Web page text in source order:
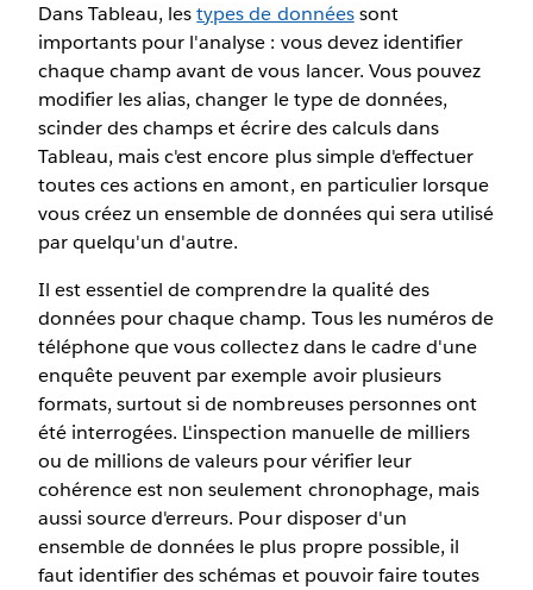
Dans Tableau, lestypes de donnéessont
importants pour l'analyse : vous devez identifier
chaque champ avant de vous lancer. Vous pouvez
modifier les alias, changer le type de données,
scinder des champs et écrire des calculs dans
Tableau, mais c'est encore plus simple d'effectuer
toutes ces actions en amont, en particulier lorsque
vous créez un ensemble de données qui sera utilisé
par quelqu'un d'autre.
Il est essentiel de comprendre la qualité des
données pour chaque champ. Tous les numéros de
téléphone que vous collectez dans le cadre d'une
enquête peuvent par exemple avoir plusieurs
formats, surtout si de nombreuses personnes ont
été interrogées. L'inspection manuelle de milliers
ou de millions de valeurs pour vérifier leur
cohérence est non seulement chronophage, mais
aussi source d'erreurs. Pour disposer d'un
ensemble de données le plus propre possible, il
faut identifier des schémas et pouvoir faire toutes